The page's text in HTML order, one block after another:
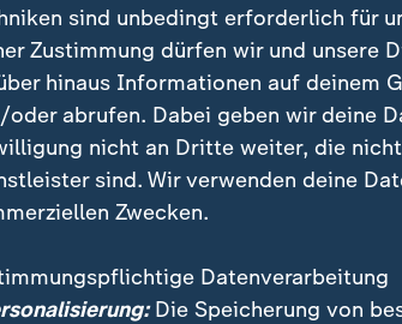
sind unbedingt erforderlich für
Zustimmung dürfen wir und unsere
hinaus Informationen auf deinem
oder abrufen. Dabei geben wir deine
nicht an Dritte weiter, die
sind. Wir verwenden deine
Zwecken.
Datenverarbeitung
Die Speicherung von